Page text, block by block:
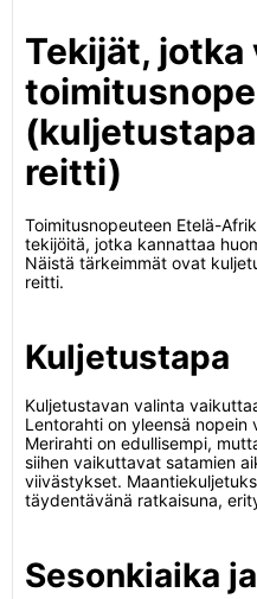
Tekijät,
reitti)
Toimitusnopeuteen Etelä-
tekijöitä, jotka kannattaa
Näistä tärkeimmät ovat
reitti.
Kuljetustapa
Kuljetustavan valinta
Lentorahti on yleensä
Merirahti on edullisempi,
siihen vaikuttavat satamien
viivästykset.
täydentävänä ratkaisuna,
Sesonkiaika